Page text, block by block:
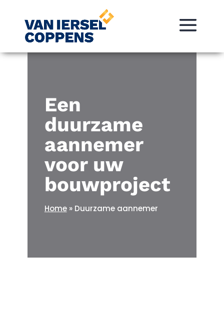
Een
duurzame
aannemer
voor uw
bouwproject
Home» Duurzame aannemer